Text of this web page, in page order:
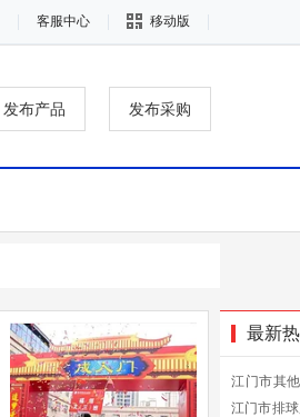
客服中心 移动版
发布产品 发布采购
最新
江门市其
江门市排